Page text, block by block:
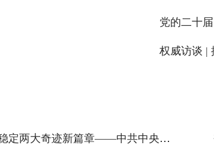
党的二十
权威访谈 |
在新时代新征程续写经济快速发展和社会长期稳定两大奇迹新篇章——中共中央举行新闻发布会解读党的二十届四